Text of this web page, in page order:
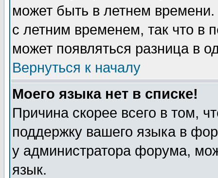
может быть в летнем
с летним временем, так что в
может появляться разница в
Вернуться к началу
Моего языка нет в списке!
Причина скорее всего в том,
поддержку вашего языка в
у администратора форума,
язык.